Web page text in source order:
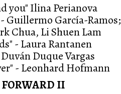
you" Ilina Perianova
Guillermo García-Ramos;
Chua, Li Shuen Lam
- Laura Rantanen
Duque Vargas
- Leonhard Hofmann
FORWARD II